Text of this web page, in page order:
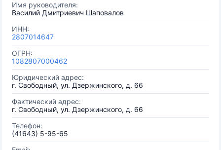
Имя руководителя:
Василий Дмитриевич Шаповалов
ИНН:
2807014647
ОГРН:
1082807000462
Юридический адрес:
г. Свободный, ул. Дзержинского, д. 66
Фактический адрес:
г. Свободный, ул. Дзержинского, д. 66
Телефон:
(41643) 5-95-65